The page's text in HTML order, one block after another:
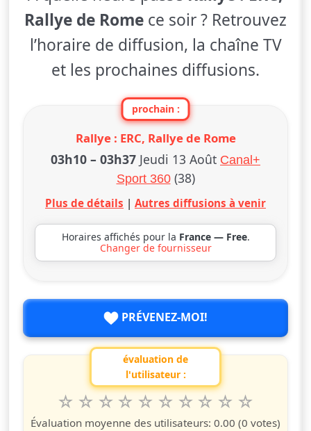
Rallye de Rome ce soir ? Retrouvez
l’horaire de diffusion, la chaîne TV
et les prochaines diffusions.
prochain :
Rallye : ERC, Rallye de Rome
03h10 – 03h37 Jeudi 13 Août Canal+
Sport 360(38)
Plus de détails | Autres diffusions à venir
Horaires affichés pour la France — Free.
Changer de fournisseur
PRÉVENEZ-MOI!
évaluation de
l'utilisateur :
questo spettacolo da 1 a 10 étoiles
10
étoiles
9
étoiles
8
étoiles
7
étoiles
6
étoiles
5
étoiles
4
étoiles
3
étoiles
2
étoiles
étoile
Évaluation moyenne des utilisateurs: 0.00 (0 votes)